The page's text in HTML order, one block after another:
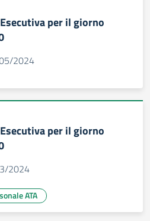
per il giorno
2024
per il giorno
2024
ATA